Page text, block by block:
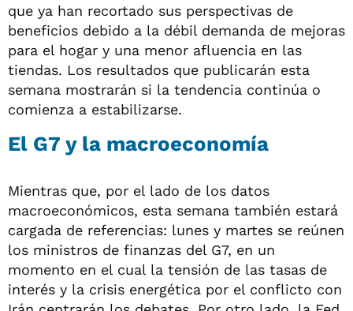
que ya han recortado sus perspectivas de
beneficios debido a la débil demanda de mejoras
para el hogar y una menor afluencia en las
tiendas. Los resultados que publicarán esta
semana mostrarán si la tendencia continúa o
comienza a estabilizarse.
El G7 y la macroeconomía
Mientras que, por el lado de los datos
macroeconómicos, esta semana también estará
cargada de referencias: lunes y martes se reúnen
los ministros de finanzas del G7, en un
momento en el cual la tensión de las tasas de
interés y la crisis energética por el conflicto con